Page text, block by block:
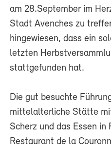
am 28.September im
Stadt Avenches zu
hingewiesen, dass ein
letzten
stattgefunden hat.
Die gut besuchte
mittelalterliche Stätte
Scherz und das Essen
Restaurant de la